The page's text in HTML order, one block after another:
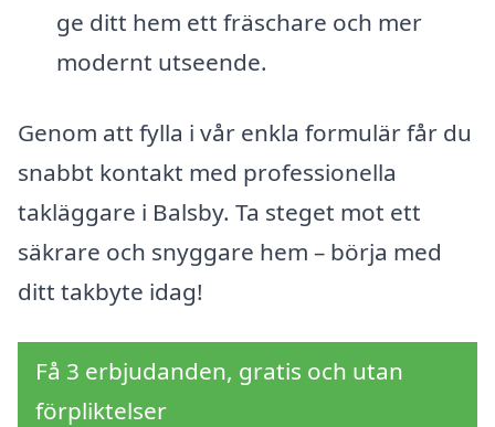
ge ditt hem ett fräschare och mer
modernt utseende.
Genom att fylla i vår enkla formulär får du
snabbt kontakt med professionella
takläggare i Balsby. Ta steget mot ett
säkrare och snyggare hem – börja med
ditt takbyte idag!
Få 3 erbjudanden, gratis och utan
förpliktelser